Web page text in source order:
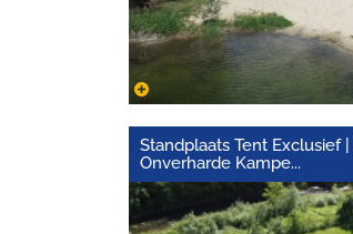
Standplaats Tent Exclusief |
Onverharde Kampe...